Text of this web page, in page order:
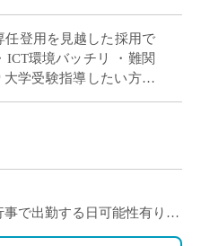
任登用を見越した採用で
ICT環境バッチリ ・難関
学受験指導したい方に
で出勤する日可能性有り。